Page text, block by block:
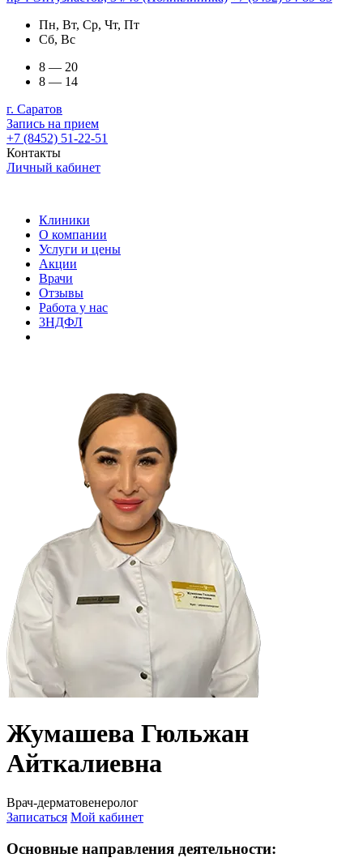
Пн, Вт, Ср, Чт, Пт
Сб, Вс
8 — 20
8 — 14
г. Саратов
Запись на прием
+7 (8452) 51-22-51
Контакты
Личный кабинет
Клиники
О компании
Услуги и цены
Акции
Врачи
Отзывы
Работа у нас
3НДФЛ
Жумашева Гюльжан
Айткалиевна
Врач-дерматовенеролог
Записаться Мой кабинет
Основные направления деятельности: